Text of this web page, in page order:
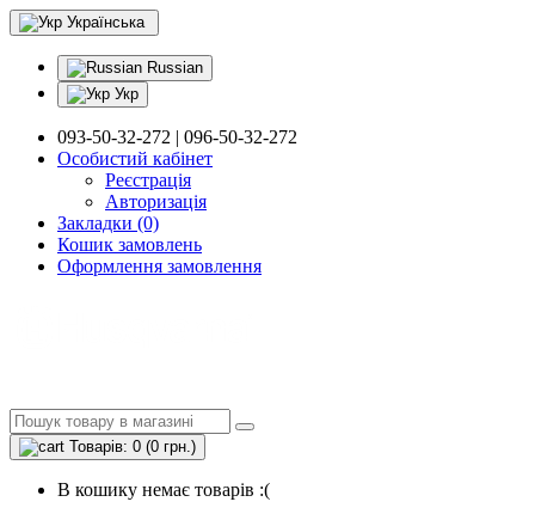
Українська
Russian
Укр
093-50-32-272 | 096-50-32-272
Особистий кабінет
Реєстрація
Авторизація
Закладки (0)
Кошик замовлень
Оформлення замовлення
Товарів: 0 (0 грн.)
В кошику немає товарів :(